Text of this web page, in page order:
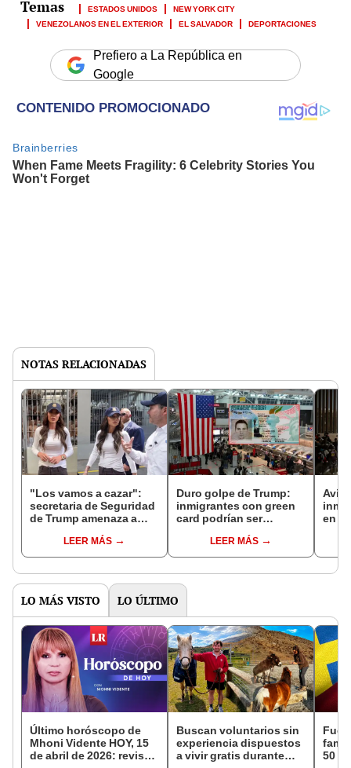
ESTADOS UNIDOS
NEW YORK CITY
VENEZOLANOS EN EL EXTERIOR
EL SALVADOR DEPORTACIONES
Prefiero a La República en
Google
NOTAS RELACIONADAS
"Los vamos a cazar":
secretaria de Seguridad
de Trump amenaza a
megacárcel de Bukele
LEER MÁS
Duro golpe de Trump:
inmigrantes con green
card podrían ser
Estados Unidos en
estos casos
LEER MÁS
en
LO MÁS VISTO LO ÚLTIMO
Último horóscopo de
Mhoni Vidente HOY, 15
de abril de 2026: revisa
Buscan voluntarios sin
experiencia dispuestos
a vivir gratis durante
Fue
50